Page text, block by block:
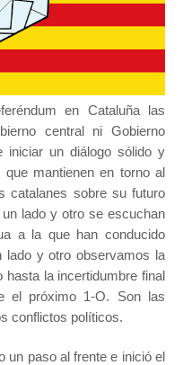
en Cataluña las
central ni Gobierno
iniciar un diálogo sólido y
mantienen en torno al
catalanes sobre su futuro
lado y otro se escuchan
a la que han conducido
y otro observamos la
la incertidumbre final
el próximo 1-O. Son las
conflictos políticos.
un paso al frente e inició el